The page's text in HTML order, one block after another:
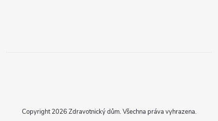
Copyright 2026 Zdravotnický dům. Všechna práva vyhrazena.